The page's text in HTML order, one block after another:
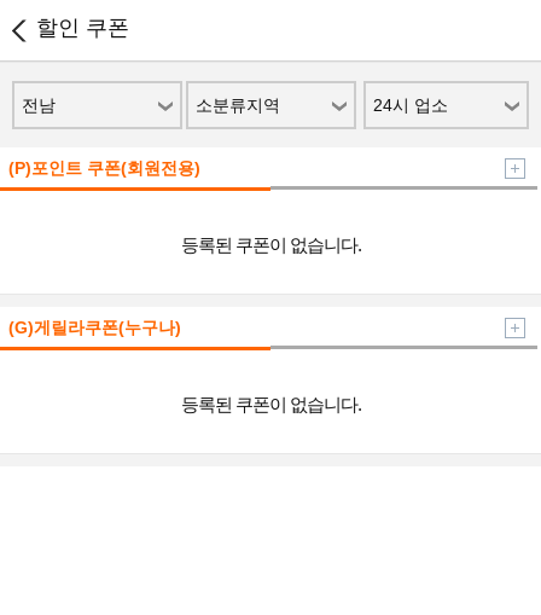
할인 쿠폰
전남 소분류지역 24시 업소
(P)포인트 쿠폰(회원전용)
등록된 쿠폰이 없습니다.
(G)게릴라쿠폰(누구나)
등록된 쿠폰이 없습니다.